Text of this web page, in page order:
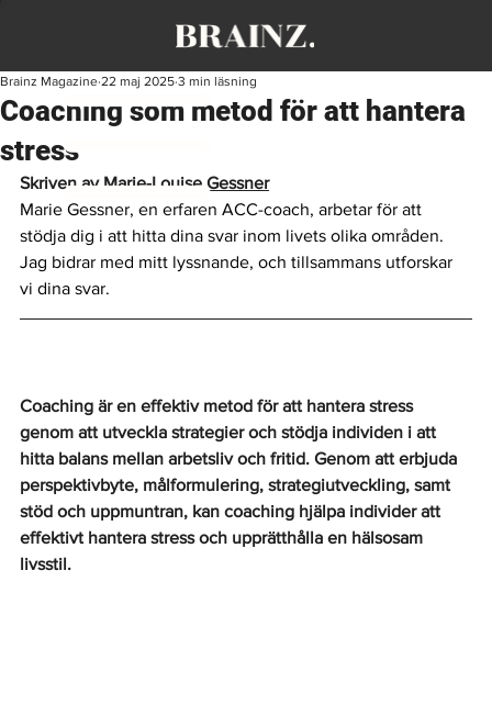
Coaching som metod för att hantera
stress
Brainz Magazine 22 maj 2025 3 min läsning
Skriven av Marie-Louise Gessner
Marie Gessner, en erfaren ACC-coach, arbetar för att
stödja dig i att hitta dina svar inom livets olika områden.
Jag bidrar med mitt lyssnande, och tillsammans utforskar
vi dina svar.
Coaching är en effektiv metod för att hantera stress
genom att utveckla strategier och stödja individen i att
hitta balans mellan arbetsliv och fritid. Genom att erbjuda
perspektivbyte, målformulering, strategiutveckling, samt
stöd och uppmuntran, kan coaching hjälpa individer att
effektivt hantera stress och upprätthålla en hälsosam
livsstil.